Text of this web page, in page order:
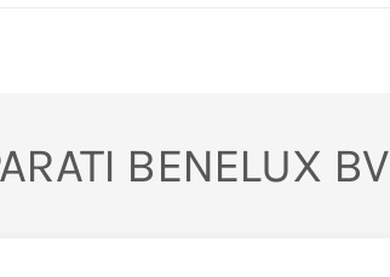
BENELUX BV